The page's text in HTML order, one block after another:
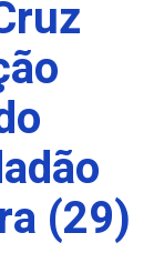
(29)